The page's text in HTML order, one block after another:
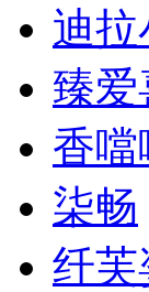
迪拉
臻爱
香噹
柒畅
纤芙